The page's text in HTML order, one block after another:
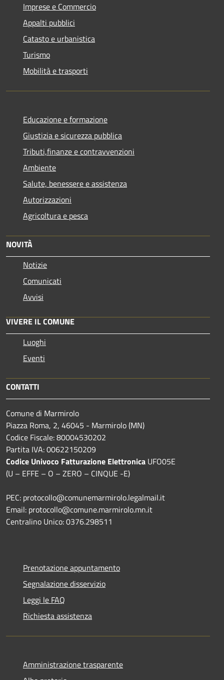
Imprese e Commercio
Appalti pubblici
Catasto e urbanistica
Turismo
Mobilità e trasporti
Educazione e formazione
Giustizia e sicurezza pubblica
Tributi,finanze e contravvenzioni
Ambiente
Salute, benessere e assistenza
Autorizzazioni
Agricoltura e pesca
NOVITÀ
Notizie
Comunicati
Avvisi
VIVERE IL COMUNE
Luoghi
Eventi
CONTATTI
Comune di Marmirolo
Piazza Roma, 2, 46045 - Marmirolo (MN)
Codice Fiscale: 80004530202
Partita IVA: 00622150209
Codice Univoco Fatturazione Elettronica UFO05E
(U – EFFE – O – ZERO – CINQUE -E)
PEC: protocollo@comunemarmirolo.legalmail.it
Email: protocollo@comune.marmirolo.mn.it
Centralino Unico: 0376.298511
Prenotazione appuntamento
Segnalazione disservizio
Leggi le FAQ
Richiesta assistenza
Amministrazione trasparente